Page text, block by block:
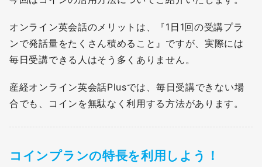
オンライン英会話のメリットは、『1日1回の受講プラ
ンで発話量をたくさん積めること』ですが、実際には
毎日受講できる人はそう多くありません。
産経オンライン英会話Plusでは、毎日受講できない場
合でも、コインを無駄なく利用する方法があります。
コインプランの特長を利用しよう！